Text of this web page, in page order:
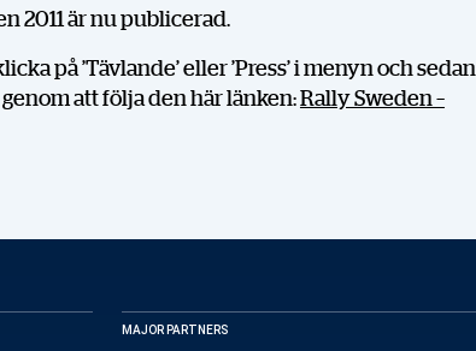
2011 är nu publicerad.
på ’Tävlande’ eller ’Press’ i menyn och sedan
att följa den här länken:Rally Sweden –
MAJOR PARTNERS